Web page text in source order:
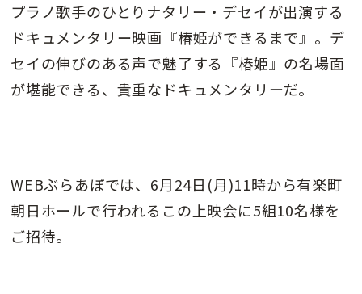
プラノ歌手のひとりナタリー・デセイが出演する
ドキュメンタリー映画『椿姫ができるまで』。デ
セイの伸びのある声で魅了する『椿姫』の名場面
が堪能できる、貴重なドキュメンタリーだ。
WEBぶらあぼでは、6月24日(月)11時から有楽町
朝日ホールで行われるこの上映会に5組10名様を
ご招待。